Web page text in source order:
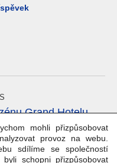
Grand Hotelu
mohli přizpůsobovat
provoz na webu.
sdílíme se společností
schopni přizpůsobovat